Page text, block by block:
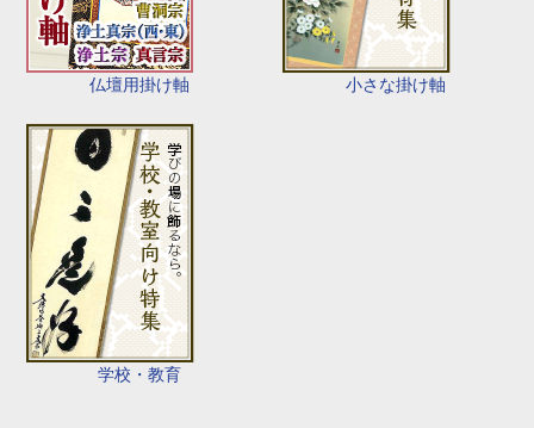
仏壇用掛け軸 小さな掛け軸
学校・教育